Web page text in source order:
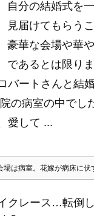
自分の結婚式を
見届けてもらう
豪華な会場や華
であるとは限り
バートさんと結
の病室の中でし
愛して ...
場は病室。花嫁が病床に
クレース…転倒